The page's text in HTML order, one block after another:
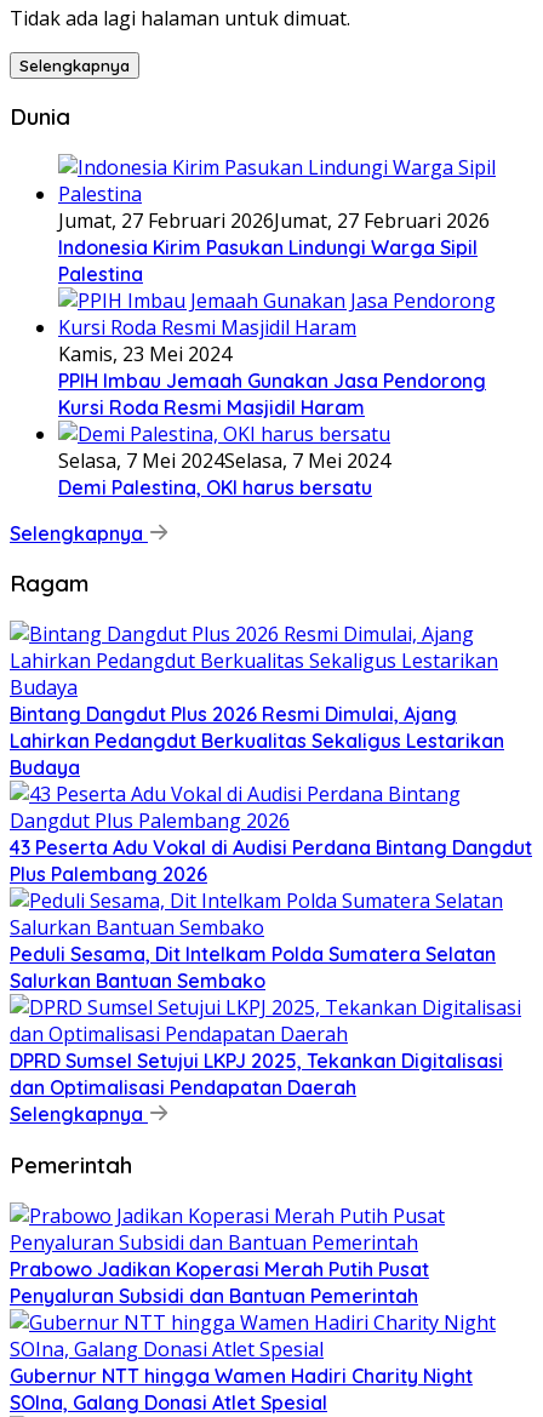
Tidak ada lagi halaman untuk dimuat.
Selengkapnya
Dunia
Jumat, 27 Februari 2026Jumat, 27 Februari 2026
Indonesia Kirim Pasukan Lindungi Warga Sipil
Palestina
Kamis, 23 Mei 2024
PPIH Imbau Jemaah Gunakan Jasa Pendorong
Kursi Roda Resmi Masjidil Haram
Selasa, 7 Mei 2024Selasa, 7 Mei 2024
Demi Palestina, OKI harus bersatu
Selengkapnya
Ragam
Bintang Dangdut Plus 2026 Resmi Dimulai, Ajang
Lahirkan Pedangdut Berkualitas Sekaligus Lestarikan
Budaya
43 Peserta Adu Vokal di Audisi Perdana Bintang Dangdut
Plus Palembang 2026
Peduli Sesama, Dit Intelkam Polda Sumatera Selatan
Salurkan Bantuan Sembako
DPRD Sumsel Setujui LKPJ 2025, Tekankan Digitalisasi
dan Optimalisasi Pendapatan Daerah
Selengkapnya
Pemerintah
Prabowo Jadikan Koperasi Merah Putih Pusat
Penyaluran Subsidi dan Bantuan Pemerintah
Gubernur NTT hingga Wamen Hadiri Charity Night
SOIna, Galang Donasi Atlet Spesial